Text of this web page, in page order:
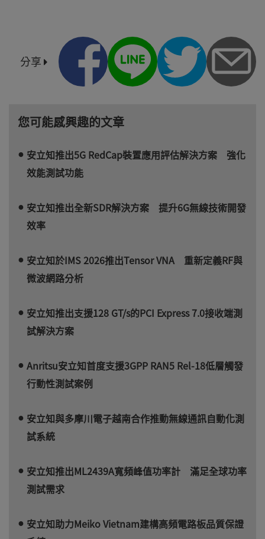
分享
您可能感興趣的文章
安立知推出5G RedCap裝置應用評估解決方案 強化
效能測試功能
安立知推出全新SDR解決方案 提升6G無線技術開發
效率
安立知於IMS 2026推出Tensor VNA 重新定義RF與
微波網路分析
安立知推出支援128 GT/s的PCI Express 7.0接收端測
試解決方案
Anritsu安立知首度支援3GPP RAN5 Rel-18低層觸發
行動性測試案例
安立知與多摩川電子越南合作推動無線通訊自動化測
試系統
安立知推出ML2439A寬頻峰值功率計 滿足全球功率
測試需求
安立知助力Meiko Vietnam建構高頻電路板品質保證